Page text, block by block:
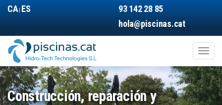
Pasar
principal
CA| ES
93 142 28 85
hola@piscinas.cat
Main
navigation
Construcción, reparación y